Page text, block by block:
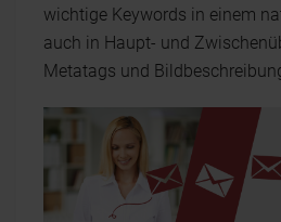
wichtige Keywords in einem
auch in Haupt- und
Metatags und